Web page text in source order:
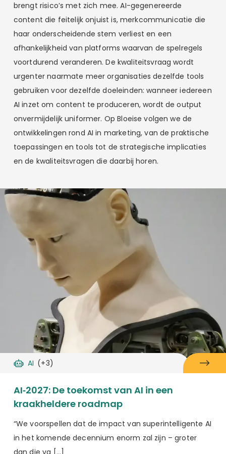
brengt risico’s met zich mee. AI-gegenereerde
content die feitelijk onjuist is, merkcommunicatie die
haar onderscheidende stem verliest en een
afhankelijkheid van platforms waarvan de spelregels
voortdurend veranderen. De kwaliteitsvraag wordt
urgenter naarmate meer organisaties dezelfde tools
gebruiken voor dezelfde doeleinden: wanneer iedereen
AI inzet om content te produceren, wordt de output
onvermijdelijk uniformer. Op Bloeise volgen we de
ontwikkelingen rond AI in marketing, van de praktische
toepassingen en tools tot de strategische implicaties
en de kwaliteitsvragen die daarbij horen.
AI (+3)
AI‑2027: De toekomst van AI in een
kraakheldere roadmap
“We voorspellen dat de impact van superintelligente AI
in het komende decennium enorm zal zijn – groter